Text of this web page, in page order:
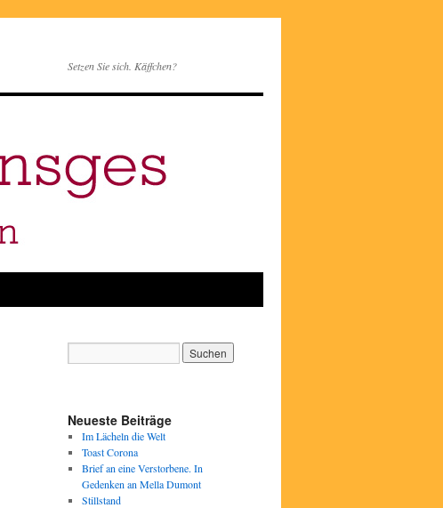
Setzen Sie sich. Käffchen?
Neueste Beiträge
Im Lächeln die Welt
Toast Corona
Brief an eine Verstorbene. In
Gedenken an Mella Dumont
Stillstand